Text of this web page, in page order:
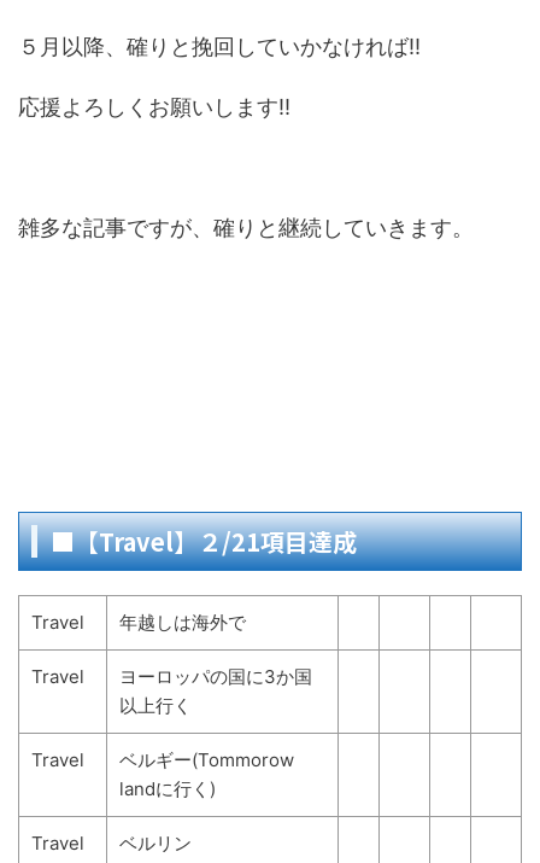
５月以降、確りと挽回していかなければ‼
応援よろしくお願いします‼
雑多な記事ですが、確りと継続していきます。
■【Travel】２/21項目達成
Travel 年越しは海外で
Travel
ヨーロッパの国に3か国
以上行く
Travel
ベルギー(Tommorow
landに行く)
Travel ベルリン